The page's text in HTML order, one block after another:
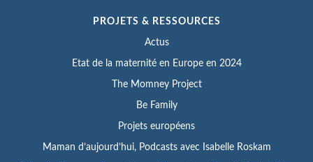
PROJETS & RESSOURCES
Actus
Etat de la maternité en Europe en 2024
The Momney Project
Be Family
Projets européens
Maman d’aujourd’hui, Podcasts avec Isabelle Roskam